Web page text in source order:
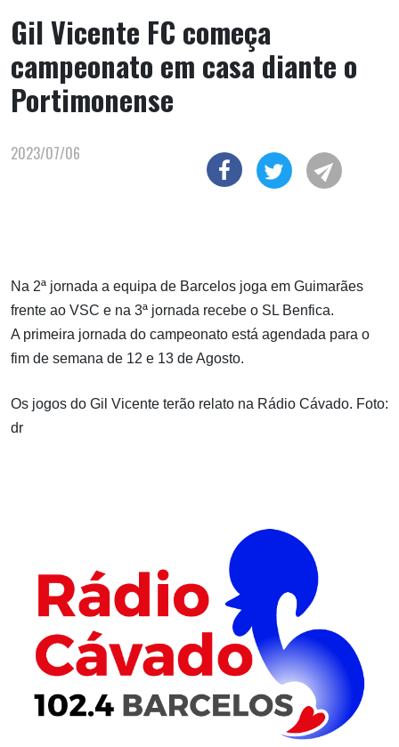
Gil Vicente FC começa
campeonato em casa diante o
Portimonense
2023/07/06
Na 2ª jornada a equipa de Barcelos joga em Guimarães
frente ao VSC e na 3ª jornada recebe o SL Benfica.
A primeira jornada do campeonato está agendada para o
fim de semana de 12 e 13 de Agosto.
Os jogos do Gil Vicente terão relato na Rádio Cávado. Foto:
dr